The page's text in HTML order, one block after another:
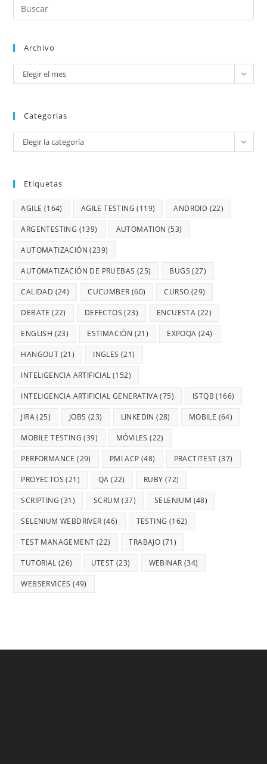
Archivo
Elegir el mes
Categorias
Elegir la categoría
Etiquetas
AGILE (164) AGILE TESTING (119) ANDROID (22)
ARGENTESTING (139) AUTOMATION (53)
AUTOMATIZACIÓN (239)
AUTOMATIZACIÓN DE PRUEBAS (25) BUGS (27)
CALIDAD (24) CUCUMBER (60) CURSO (29)
DEBATE (22) DEFECTOS (23) ENCUESTA (22)
ENGLISH (23) ESTIMACIÓN (21) EXPOQA (24)
HANGOUT (21) INGLES (21)
INTELIGENCIA ARTIFICIAL (152)
INTELIGENCIA ARTIFICIAL GENERATIVA(75) ISTQB (166)
JIRA(25) JOBS (23) LINKEDIN (28) MOBILE (64)
MOBILE TESTING (39) MÓVILES (22)
PERFORMANCE (29) PMI ACP (48) PRACTITEST (37)
PROYECTOS (21) QA (22) RUBY (72)
SCRIPTING (31) SCRUM (37) SELENIUM (48)
SELENIUM WEBDRIVER (46) TESTING (162)
TEST MANAGEMENT (22) TRABAJO (71)
TUTORIAL (26) UTEST (23) WEBINAR (34)
WEBSERVICES (49)